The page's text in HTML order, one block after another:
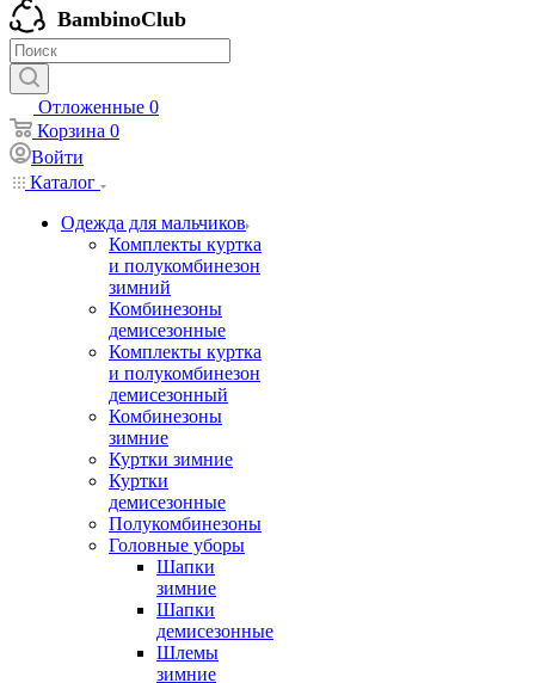
BambinoClub
Отложенные 0
Корзина 0
Войти
Каталог
Одежда для мальчиков
Комплекты куртка
и полукомбинезон
зимний
Комбинезоны
демисезонные
Комплекты куртка
и полукомбинезон
демисезонный
Комбинезоны
зимние
Куртки зимние
Куртки
демисезонные
Полукомбинезоны
Головные уборы
Шапки
зимние
Шапки
демисезонные
Шлемы
зимние